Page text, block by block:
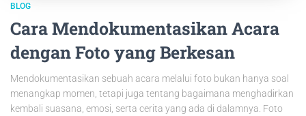
BLOG
Cara Mendokumentasikan Acara
dengan Foto yang Berkesan
Mendokumentasikan sebuah acara melalui foto bukan hanya soal
menangkap momen, tetapi juga tentang bagaimana menghadirkan
kembali suasana, emosi, serta cerita yang ada di dalamnya. Foto